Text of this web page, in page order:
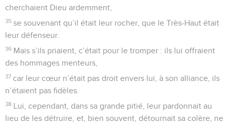
cherchaient Dieu ardemment,
35 se souvenant qu’il était leur rocher, que le Très-Haut était
leur défenseur.
36 Mais s’ils priaient, c’était pour le tromper : ils lui offraient
des hommages menteurs,
37 car leur cœur n’était pas droit envers lui, à son alliance, ils
n’étaient pas fidèles.
38 Lui, cependant, dans sa grande pitié, leur pardonnait au
lieu de les détruire, et, bien souvent, détournait sa colère, ne